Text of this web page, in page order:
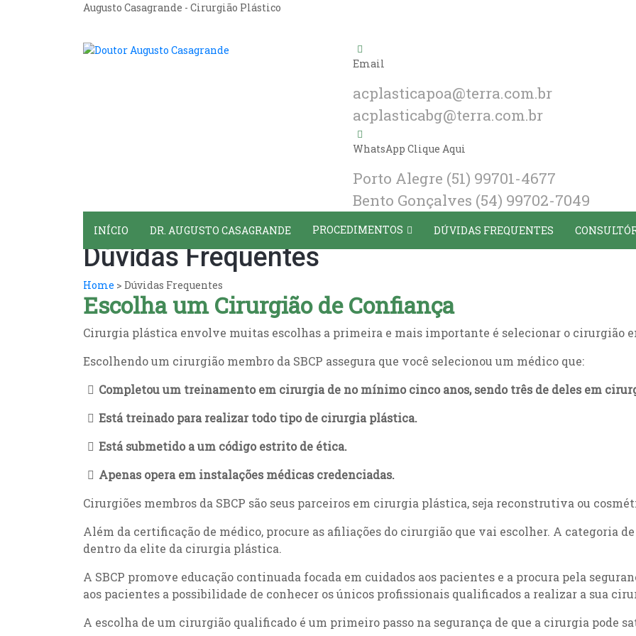
Augusto Casagrande - Cirurgião Plástico
Email
acplasticapoa@terra.com.br
acplasticabg@terra.com.br
WhatsApp Clique Aqui
Porto Alegre (51) 99701-4677
Bento Gonçalves (54) 99702-7049
INÍCIO DR. AUGUSTO CASAGRANDE PROCEDIMENTOS DÚVIDAS FREQUENTES
Dúvidas Frequentes
Home > Dúvidas Frequentes
Escolha um Cirurgião de Confiança
Cirurgia plástica envolve muitas escolhas a primeira e mais importante é selecionar o cirurgião
Escolhendo um cirurgião membro da SBCP assegura que você selecionou um médico que:
Completou um treinamento em cirurgia de no mínimo cinco anos, sendo três de deles em
Está treinado para realizar todo tipo de cirurgia plástica.
Está submetido a um código estrito de ética.
Apenas opera em instalações médicas credenciadas.
Cirurgiões membros da SBCP são seus parceiros em cirurgia plástica, seja reconstrutiva ou
Além da certificação de médico, procure as afiliações do cirurgião que vai escolher. A categoria
dentro da elite da cirurgia plástica.
A SBCP promove educação continuada focada em cuidados aos pacientes e a procura pela
aos pacientes a possibilidade de conhecer os únicos profissionais qualificados a realizar a sua
A escolha de um cirurgião qualificado é um primeiro passo na segurança de que a cirurgia pode